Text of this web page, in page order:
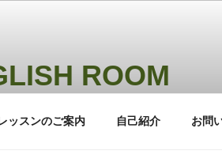
ROOM
ッスンのご案内 自己紹介 お問